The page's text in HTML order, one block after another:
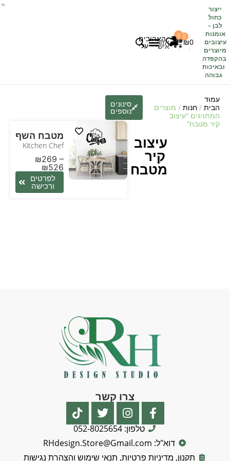
ייצור
כחול
לבן –
אומנות
עיצובים
מיוצרים
בהקפדה
ובאיכות
גבוהה
₪0
0 האהובים
עלי
0
אזור
אישי
עמוד
הבית / חנות / מוצרים
המתויגים “עיצוב
קיר מטבח”
עיצוב
קיר
מטבח
סינונים
נוספים
מטבח השף
Kitchen Chef
₪269 –
₪526
לפרטים
ורכישה
צרו קשר
טלפון: 052-8025654
דוא"ל: RHdesign.Store@Gmail.com
תקנון, מדיניות פרטיות, תנאי שימוש והצהרת נגישות